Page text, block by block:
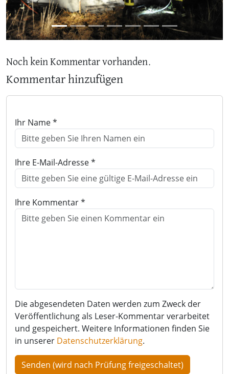
Noch kein Kommentar vorhanden.
Kommentar hinzufügen
Ihr Name *
Ihre E-Mail-Adresse *
Ihre Kommentar *
Die abgesendeten Daten werden zum Zweck der
Veröffentlichung als Leser-Kommentar verarbeitet
und gespeichert. Weitere Informationen finden Sie
in unserer Datenschutzerklärung.